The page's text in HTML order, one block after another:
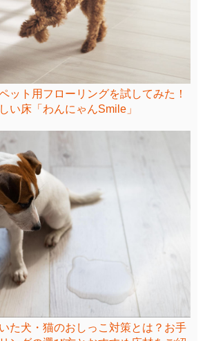
ット用フローリングを試してみた！
い床「わんにゃんSmile」
た犬・猫のおしっこ対策とは？お手